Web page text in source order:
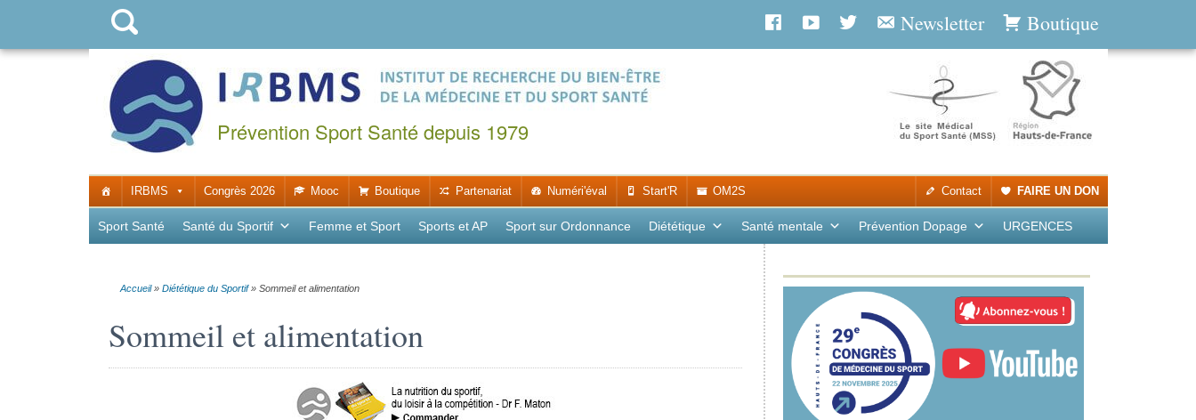
Boutique
Newsletter
Prévention Sport Santé depuis 1979
IRBMS Congrès 2026 Mooc Boutique Partenariat Numéri'éval Start'R OM2S FAIRE UN DON
Contact
Sport Santé Santé du Sportif Femme et Sport Sports et AP Sport sur Ordonnance Diététique Santé mentale Prévention Dopage URGENCES
Accueil» Diététique du Sportif» Sommeil et alimentation
Sommeil et alimentation